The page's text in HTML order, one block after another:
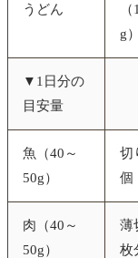
うどん
g）
▼1日分の
目安量
魚（40～
50g）
切
個
肉（40～
50g）
薄
枚